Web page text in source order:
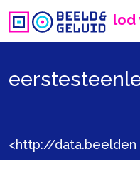
lod